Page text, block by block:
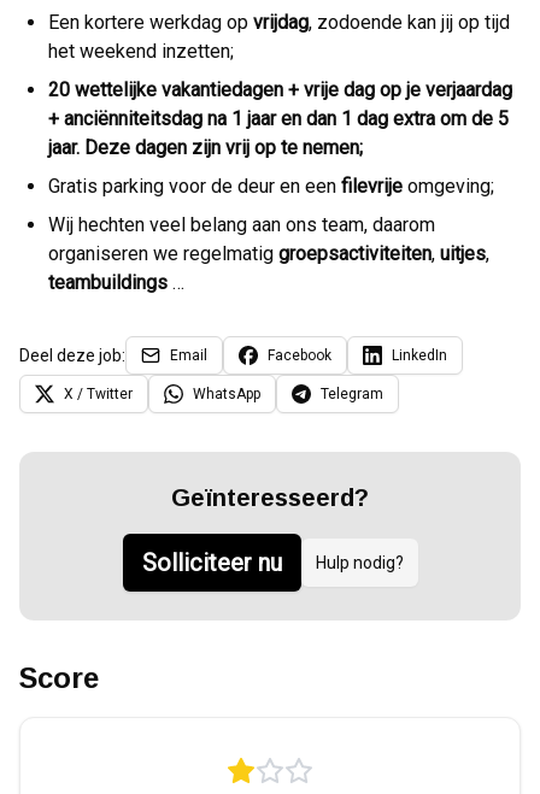
Een kortere werkdag op vrijdag, zodoende kan jij op tijd
het weekend inzetten;
20 wettelijke vakantiedagen + vrije dag op je verjaardag
+ anciënniteitsdag na 1 jaar en dan 1 dag extra om de 5
jaar. Deze dagen zijn vrij op te nemen;
Gratis parking voor de deur en een filevrije omgeving;
Wij hechten veel belang aan ons team, daarom
organiseren we regelmatig groepsactiviteiten, uitjes,
teambuildings …
Deel deze job: Email Facebook LinkedIn
X / Twitter WhatsApp Telegram
Geïnteresseerd?
Solliciteer nu Hulp nodig?
Score